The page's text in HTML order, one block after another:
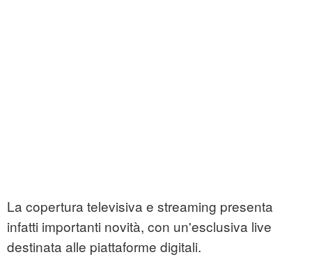
La copertura televisiva e streaming presenta
infatti importanti novità, con un'esclusiva live
destinata alle piattaforme digitali.